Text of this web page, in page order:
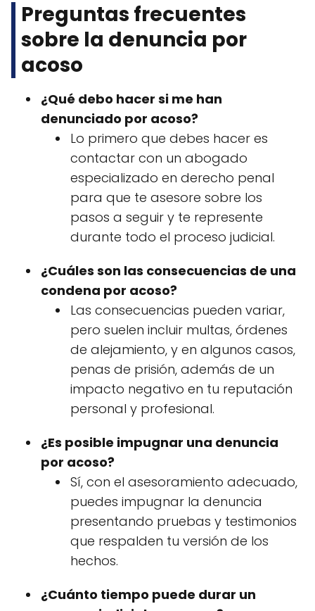
Preguntas frecuentes
sobre la denuncia por
acoso
¿Qué debo hacer si me han
denunciado por acoso?
Lo primero que debes hacer es
contactar con un abogado
especializado en derecho penal
para que te asesore sobre los
pasos a seguir y te represente
durante todo el proceso judicial.
¿Cuáles son las consecuencias de una
condena por acoso?
Las consecuencias pueden variar,
pero suelen incluir multas, órdenes
de alejamiento, y en algunos casos,
penas de prisión, además de un
impacto negativo en tu reputación
personal y profesional.
¿Es posible impugnar una denuncia
por acoso?
Sí, con el asesoramiento adecuado,
puedes impugnar la denuncia
presentando pruebas y testimonios
que respalden tu versión de los
hechos.
¿Cuánto tiempo puede durar un